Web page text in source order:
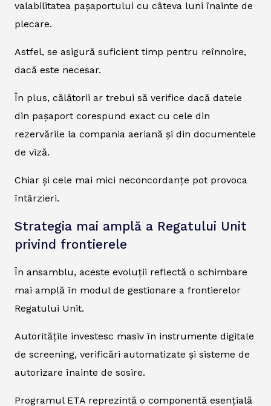
valabilitatea pașaportului cu câteva luni înainte de
plecare.
Astfel, se asigură suficient timp pentru reînnoire,
dacă este necesar.
În plus, călătorii ar trebui să verifice dacă datele
din pașaport corespund exact cu cele din
rezervările la compania aeriană și din documentele
de viză.
Chiar și cele mai mici neconcordanțe pot provoca
întârzieri.
Strategia mai amplă a Regatului Unit
privind frontierele
În ansamblu, aceste evoluții reflectă o schimbare
mai amplă în modul de gestionare a frontierelor
Regatului Unit.
Autoritățile investesc masiv în instrumente digitale
de screening, verificări automatizate și sisteme de
autorizare înainte de sosire.
Programul ETA reprezintă o componentă esențială